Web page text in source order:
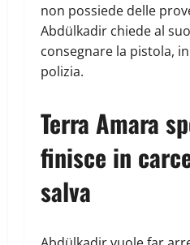
non possiede delle
Abdülkadir chiede al
consegnare la pistola,
polizia.
Terra Amara
finisce in
salva